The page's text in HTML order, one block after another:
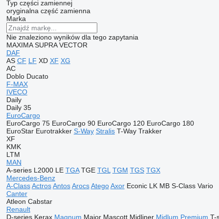
Typ części zamiennej
oryginalna część zamienna
Marka
Nie znaleziono wyników dla tego zapytania
MAXIMA SUPRA VECTOR
DAF
AS CF LF XD XF XG
AC
Doblo Ducato
F-MAX
IVECO
Daily
Daily 35
EuroCargo
EuroCargo 75 EuroCargo 90 EuroCargo 120 EuroCargo 180
EuroStar Eurotrakker S-Way Stralis T-Way Trakker
XF
KMK
LTM
MAN
A-series L2000 LE TGA TGE TGL TGM TGS TGX
Mercedes-Benz
A-Class Actros Antos Arocs Atego Axor Econic LK MB S-Class Vario
Canter
Atleon Cabstar
Renault
D-series Kerax Magnum Major Mascott Midliner Midlum Premium T-